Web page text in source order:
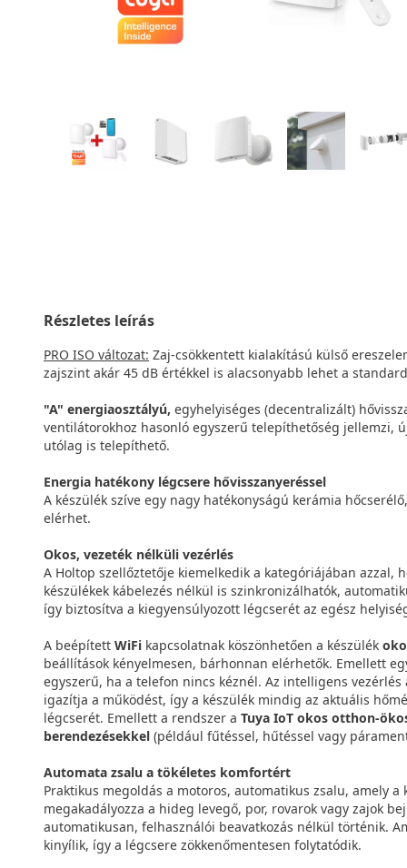
Részletes leírás
PRO ISO változat: Zaj-csökkentett kialakítású külső
zajszint akár 45 dB értékkel is alacsonyabb lehet a
"A" energiaosztályú, egyhelyiséges (decentralizált)
ventilátorokhoz hasonló egyszerű telepíthetőség jellemzi,
utólag is telepíthető.
Energia hatékony légcsere hővisszanyeréssel
A készülék szíve egy nagy hatékonyságú kerámia
elérhet.
Okos, vezeték nélküli vezérlés
A Holtop szellőztetője kiemelkedik a kategóriájában azzal,
készülékek kábelezés nélkül is szinkronizálhatók,
így biztosítva a kiegyensúlyozott légcserét az egész
A beépített WiFi kapcsolatnak köszönhetően a készülék
beállítások kényelmesen, bárhonnan elérhetők. Emellett
egyszerű, ha a telefon nincs kéznél. Az intelligens
igazítja a működést, így a készülék mindig az aktuális
légcserét. Emellett a rendszer a Tuya IoT okos otthon-
berendezésekkel (például fűtéssel, hűtéssel vagy
Automata zsalu a tökéletes komfortért
Praktikus megoldás a motoros, automatikus zsalu, amely
megakadályozza a hideg levegő, por, rovarok vagy zajok
automatikusan, felhasználói beavatkozás nélkül történik.
kinyílik, így a légcsere zökkenőmentesen folytatódik.